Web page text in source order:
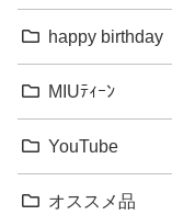
happy birthday
MIUﾃｨｰﾝ
YouTube
オススメ品